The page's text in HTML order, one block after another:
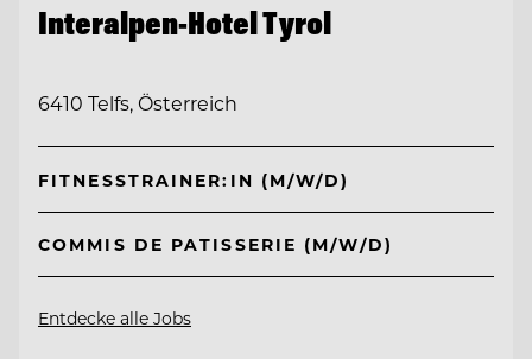
Interalpen-Hotel Tyrol
6410 Telfs, Österreich
FITNESSTRAINER:IN (M/W/D)
COMMIS DE PATISSERIE (M/W/D)
Entdecke alle Jobs